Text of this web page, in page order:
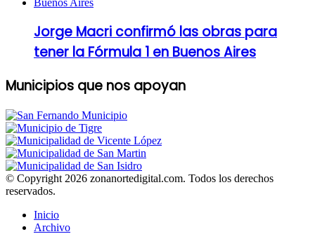
Jorge Macri confirmó las obras para
tener la Fórmula 1 en Buenos Aires
Municipios que nos apoyan
© Copyright 2026 zonanortedigital.com. Todos los derechos
reservados.
Inicio
Archivo